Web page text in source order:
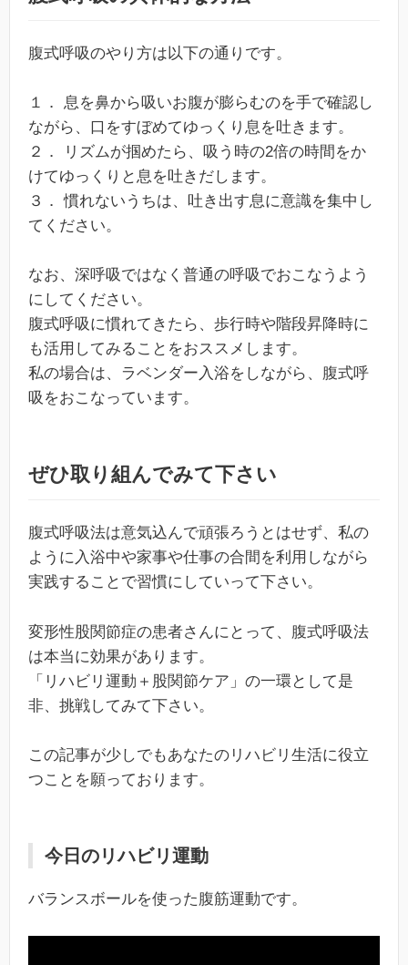
腹式呼吸のやり方は以下の通りです。
１． 息を鼻から吸いお腹が膨らむのを手で確認し
ながら、口をすぼめてゆっくり息を吐きます。
２． リズムが掴めたら、吸う時の2倍の時間をか
けてゆっくりと息を吐きだします。
３． 慣れないうちは、吐き出す息に意識を集中し
てください。
なお、深呼吸ではなく普通の呼吸でおこなうよう
にしてください。
腹式呼吸に慣れてきたら、歩行時や階段昇降時に
も活用してみることをおススメします。
私の場合は、ラベンダー入浴をしながら、腹式呼
吸をおこなっています。
ぜひ取り組んでみて下さい
腹式呼吸法は意気込んで頑張ろうとはせず、私の
ように入浴中や家事や仕事の合間を利用しながら
実践することで習慣にしていって下さい。
変形性股関節症の患者さんにとって、腹式呼吸法
は本当に効果があります。
「リハビリ運動＋股関節ケア」の一環として是
非、挑戦してみて下さい。
この記事が少しでもあなたのリハビリ生活に役立
つことを願っております。
今日のリハビリ運動
バランスボールを使った腹筋運動です。